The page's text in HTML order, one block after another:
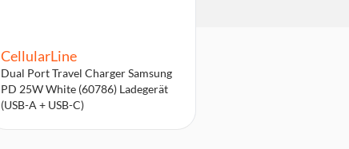
CellularLine
Dual Port Travel Charger Samsung
PD 25W White (60786) Ladegerät
(USB-A + USB-C)